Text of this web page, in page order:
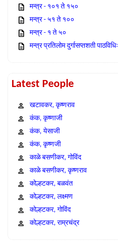
मन्त्र - १०१ ते १५०
मन्त्र - ५१ ते १००
मन्त्र - १ ते ५०
मन्त्र प्रतिलोम दुर्गासप्तशती पाठविधिः
Latest People
खटावकर, कृष्णराव
कंक, कृष्णाजी
कंक, येसाजी
कंक, कृष्णजी
काळे बसणीकर, गोविंद
काळे बसणीकर, कृष्णराव
कोल्हटकर, बळवंत
कोल्हटकर, लक्ष्मण
कोल्हटकर, गोविंद
कोल्हटकर, राम्रचंद्र